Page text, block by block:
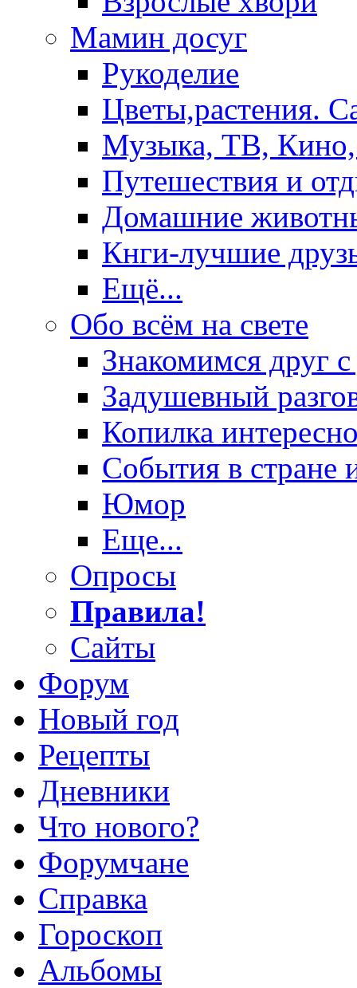
Мамин досуг
Рукоделие
Цветы,растения.
Музыка, ТВ,
Путешествия и
Домашние
Кнги-лучшие
Ещё...
Обо всём на свете
Знакомимся друг
Задушевный
Копилка
События в стране
Юмор
Еще...
Опросы
Правила!
Сайты
Форум
Новый год
Рецепты
Дневники
Что нового?
Форумчане
Справка
Гороскоп
Альбомы